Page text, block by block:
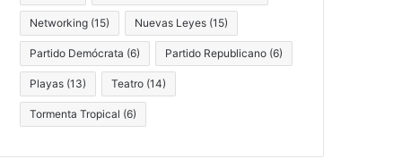
Networking (15) Nuevas Leyes (15)
Partido Demócrata (6) Partido Republicano (6)
Playas (13) Teatro (14)
Tormenta Tropical (6)